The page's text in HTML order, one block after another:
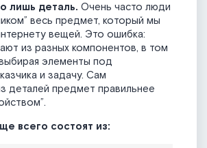
лишь деталь. Очень часто люди
весь предмет, который мы
вещей. Это ошибка:
из разных компонентов, в том
элементы под
и задачу. Сам
деталей предмет правильнее
всего состоят из: